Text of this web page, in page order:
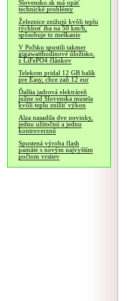
Slovensko.sk má opäť
technické problémy
Železnice znižujú kvôli teplu
rýchlosť iba na 50 km/h,
spôsobuje to meškanie
V Poľsku spustili takmer
gigawatthodinové úložisko,
z LiFePO4 článkov
Telekom pridal 12 GB balík
pre Easy, chce zaň 12 eur
Ďalšia jadrová elektráreň
južne od Slovenska musela
kvôli teplu znížiť výkon
Alza nasadila dve novinky,
jednu užitočnú a jednu
kontroverznú
Spustená výroba flash
pamäte s novým najvyšším
počtom vrstiev